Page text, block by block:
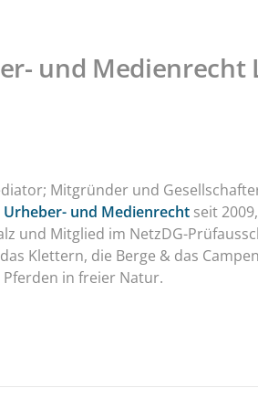
und Medienrecht
Mitgründer und
und Medienrecht seit
und Mitglied im NetzDG-
Klettern, die Berge & das
in freier Natur.